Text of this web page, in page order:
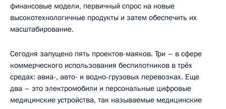
финансовые модели, первичный спрос на новые
высокотехнологичные продукты и затем обеспечить их
масштабирование.
Сегодня запущено пять проектов-маяков. Три – в сфере
коммерческого использования беспилотников в трёх
средах: авиа-, авто- и водно-грузовых перевозках. Еще
два – это электромобили и персональные цифровые
медицинские устройства, так называемые медицинские